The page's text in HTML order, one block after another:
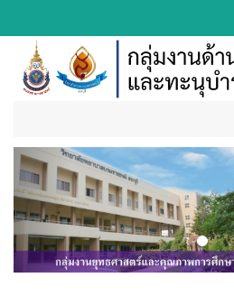
Previous